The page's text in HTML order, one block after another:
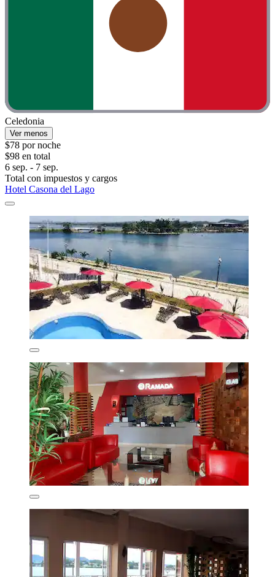
Celedonia
Ver menos
$78 por noche
$98 en total
6 sep. - 7 sep.
Total con impuestos y cargos
Hotel Casona del Lago